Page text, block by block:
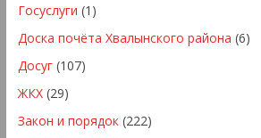
Госуслуги (1)
Доска почёта Хвалынского района (6)
Досуг(107)
ЖКХ(29)
Закон и порядок(222)